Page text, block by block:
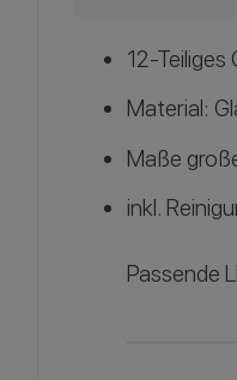
12-
Material:
Maße
inkl.
Passende